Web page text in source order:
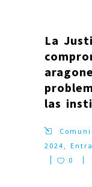
La
las
2024,
0